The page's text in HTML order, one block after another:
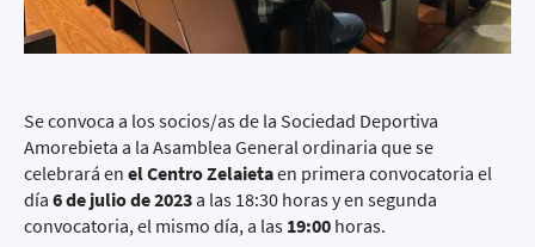
Se convoca a los socios/as de la Sociedad Deportiva
Amorebieta a la Asamblea General ordinaria que se
celebrará en el Centro Zelaietaen primera convocatoria el
día 6 de juliode 2023a las 18:30 horas y en segunda
convocatoria, el mismo día, a las 19:00 horas.